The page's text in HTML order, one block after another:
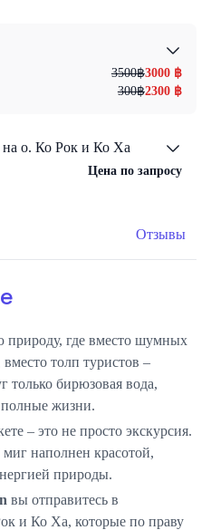
3500฿3000 ฿
300฿2300 ฿
на о. Ко Рок и Ко Ха
Цена по запросу
Отзывы
природу, где вместо шумных
толп туристов –
только бирюзовая вода,
жизни.
– это не просто экскурсия.
наполнен красотой,
природы.
вы отправитесь в
и Ко Ха, которые по праву